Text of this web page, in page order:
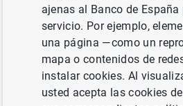
Liquidaciones de gastos
Gestión de asuntos sindicales
Base Legal
ajenas al Banco de
servicio. Por ejemplo,
una página —como un
mapa o contenidos de
instalar cookies. Al
usted acepta las cookies